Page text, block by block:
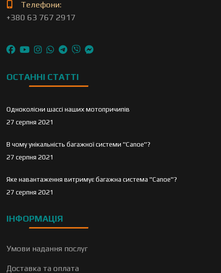
Телефони:
+380 63 767 2917
ОСТАННІ СТАТТІ
Одноколісни шассі наших мотопричипів
27 серпня 2021
В чому унікальність багажної системи "Canoe"?
27 серпня 2021
Яке навантаження витримує багажна система "Canoe"?
27 серпня 2021
ІНФОРМАЦІЯ
Умови надання послуг
Доставка та оплата